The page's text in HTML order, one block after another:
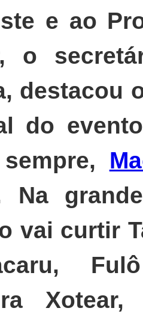
e ao
o
destacou
do
Na
vai curtir